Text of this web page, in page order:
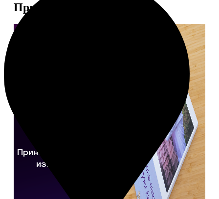
Примеры работ